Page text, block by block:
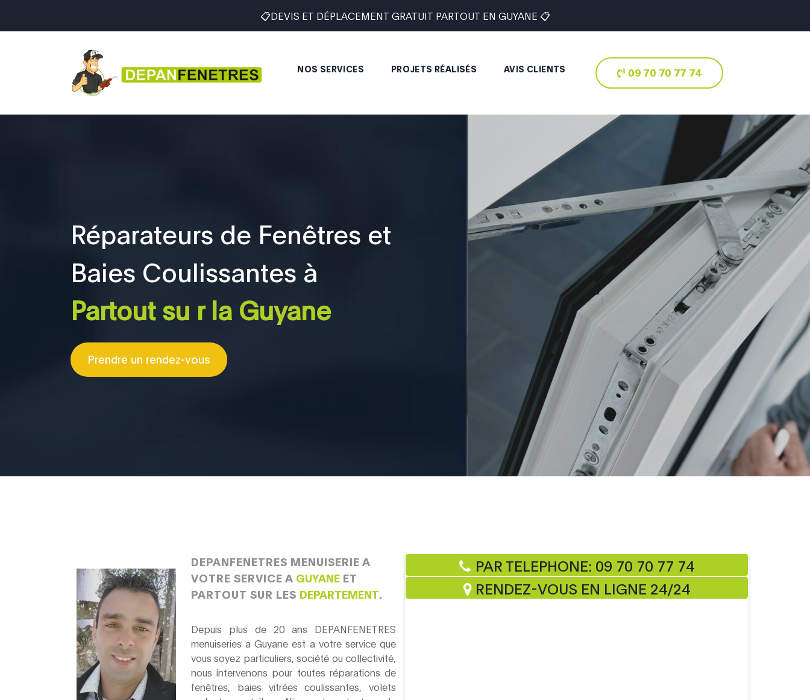
📋DEVIS ET DÉPLACEMENT GRATUIT PARTOUT EN GUYANE 📋
NOS SERVICES PROJETS RÉALISÉS AVIS CLIENTS 09 70 70 77 74
Réparateurs de Fenêtres et
Baies Coulissantes à
Partout su r la Guyane
Prendre un rendez-vous
DEPANFENETRES MENUISERIE A
VOTRE SERVICE A GUYANE ET
PARTOUT SUR LES DEPARTEMENT.
Depuis plus de 20 ans DEPANFENETRES
menuiseries a Guyane est a votre service que
vous soyez particuliers, société ou collectivité,
nous intervenons pour toutes réparations de
fenêtres, baies vitrées coulissantes, volets
PAR TELEPHONE: 09 70 70 77 74
RENDEZ-VOUS EN LIGNE 24/24